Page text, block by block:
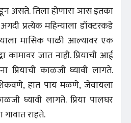
तिला होणारा ञास इतका
प्रत्येक महिन्याला डॉक्टरकडे
मासिक पाळी आल्यावर एक
जात नाही. प्रियाची आई
प्रियाची काळजी घ्यावी लागते.
हात पाय मळणे, जेवायला
घ्यावी लागते. प्रिया पालघर
राहते.